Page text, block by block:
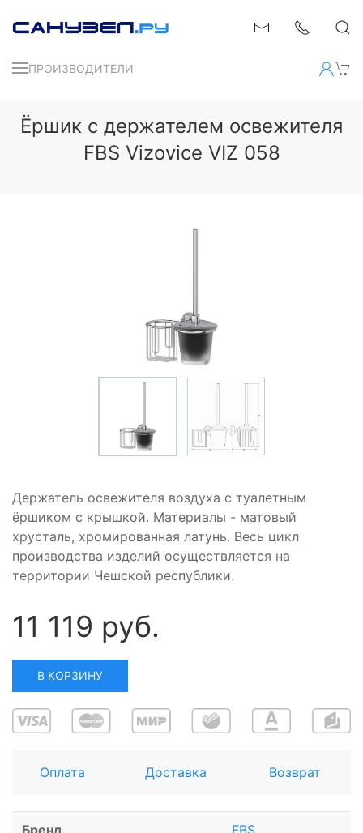
ПРОИЗВОДИТЕЛИ
Ёршик с держателем освежителя
FBS Vizovice VIZ 058
Держатель освежителя воздуха с туалетным
ёршиком с крышкой. Материалы - матовый
хрусталь, хромированная латунь. Весь цикл
производства изделий осуществляется на
территории Чешской республики.
11 119 руб.
В КОРЗИНУ
Оплата Доставка Возврат